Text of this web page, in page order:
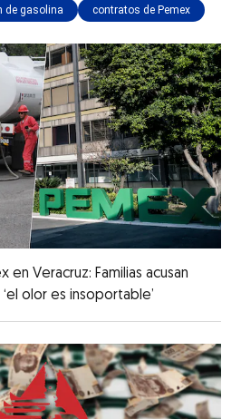
de gasolina contratos de Pemex
en Veracruz: Familias acusan
olor es insoportable’